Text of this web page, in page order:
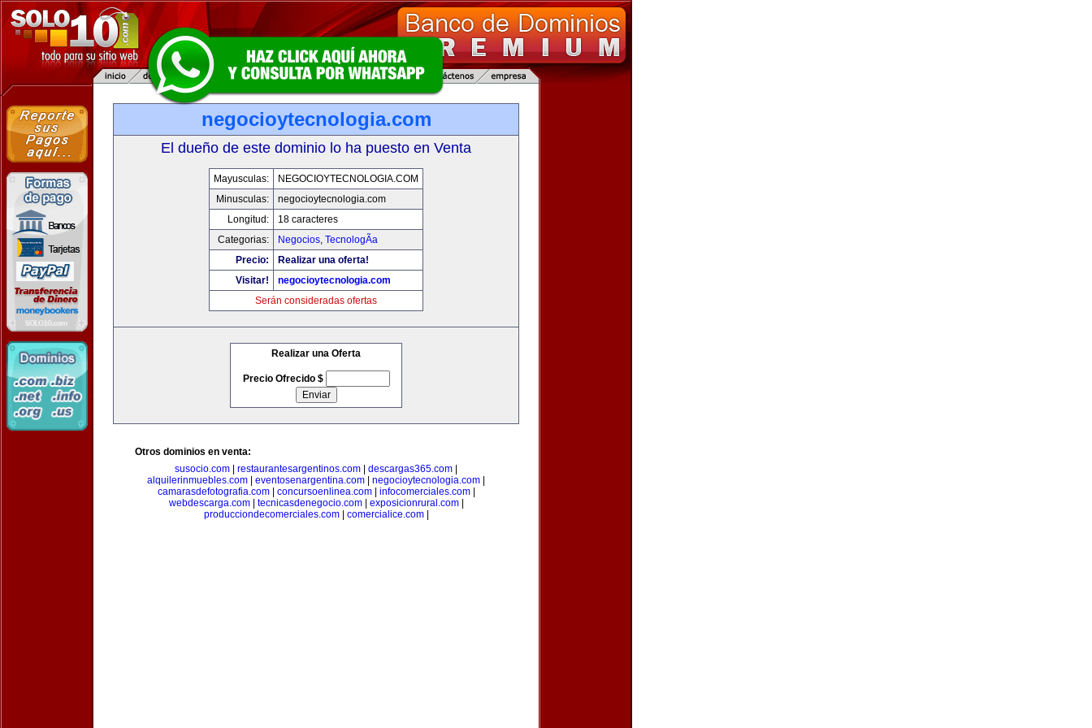
negocioytecnologia.com
El dueño de este dominio lo ha puesto en Venta
Mayusculas:
NEGOCIOYTECNOLOGIA.COM
Minusculas:
negocioytecnologia.com
Longitud:
18 caracteres
Categorias:
Negocios, TecnologÃ­a
Precio:
Realizar una oferta!
Visitar!
negocioytecnologia.com
Serán consideradas ofertas
Realizar una Oferta
Precio Ofrecido $
Otros dominios en venta:
susocio.com
restaurantesargentinos.com descargas365.com
alquilerinmuebles.com
eventosenargentina.com negocioytecnologia.com
camarasdefotografia.com| concursoenlinea.com| infocomerciales.com|
webdescarga.com| tecnicasdenegocio.com| exposicionrural.com|
producciondecomerciales.com| comercialice.com|